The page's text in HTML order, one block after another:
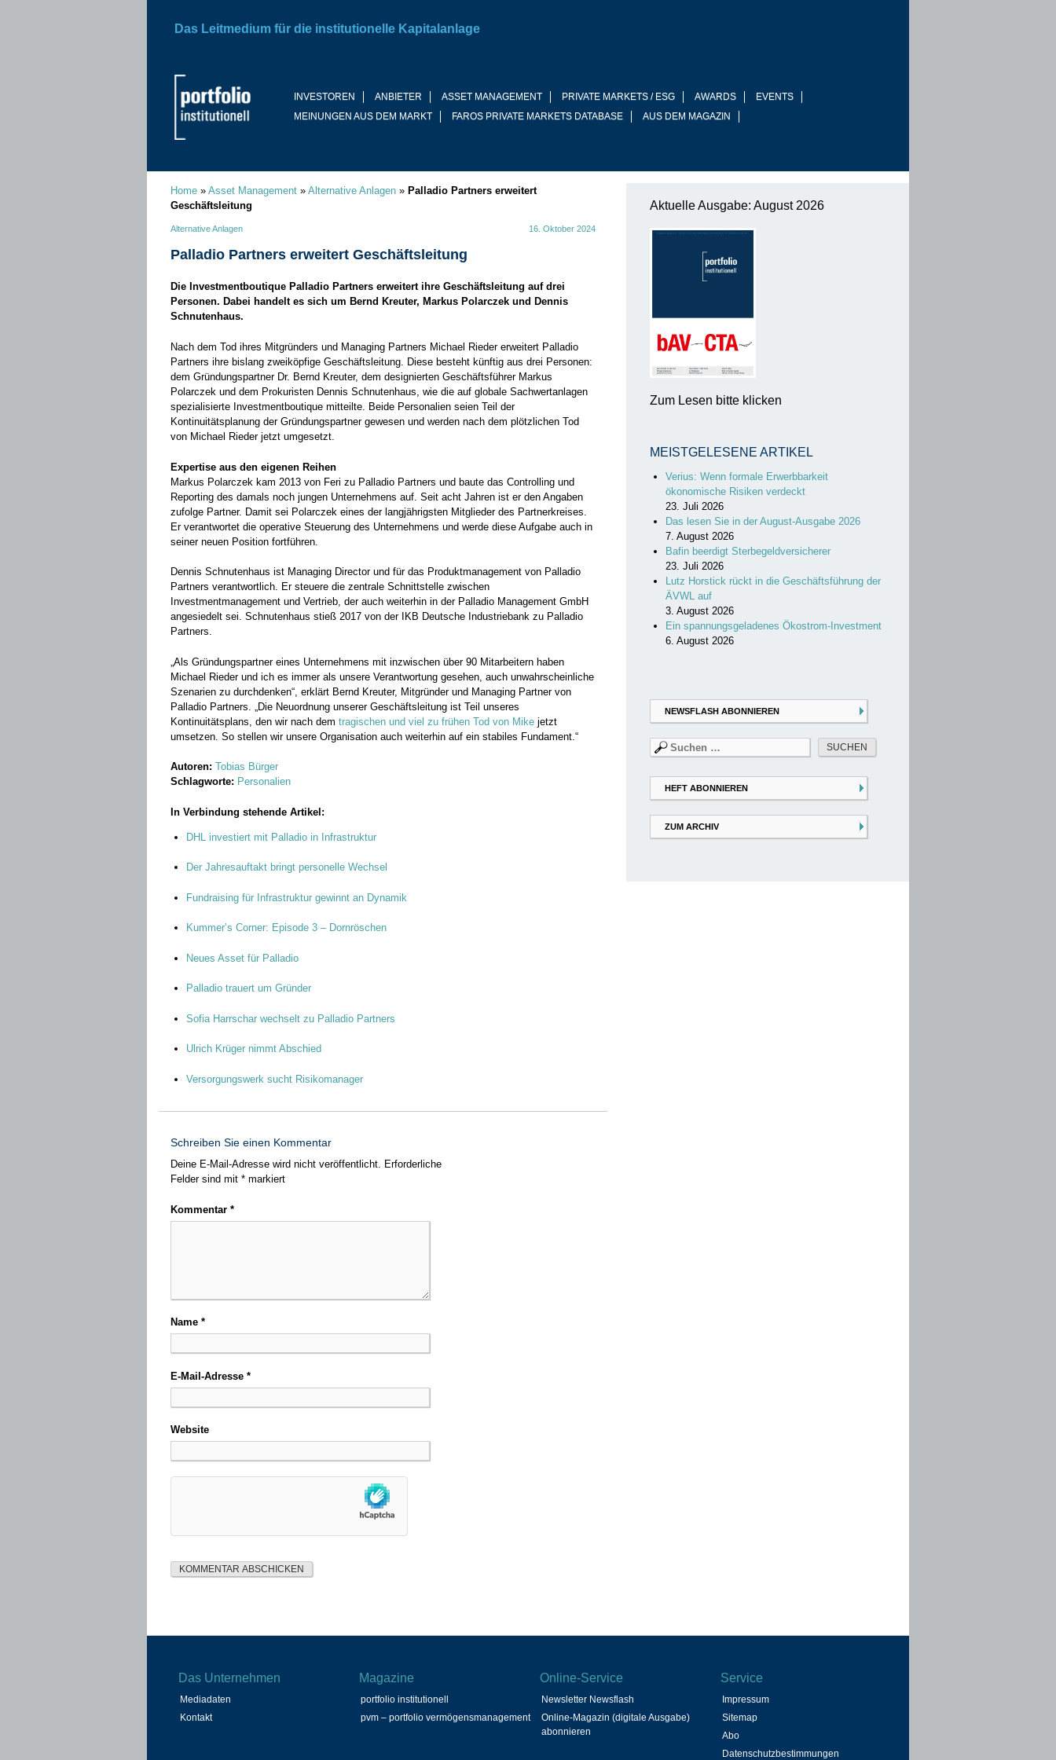
INVESTOREN ANBIETER ASSET MANAGEMENT PRIVATE MARKETS / ESG AWARDS
EVENTS
MEINUNGEN AUS DEM MARKT
FAROS PRIVATE MARKETS DATABASE AUS DEM MAGAZIN
Das Leitmedium für die institutionelle Kapitalanlage
Home » Asset Management » Alternative Anlagen » Palladio Partners erweitert
Geschäftsleitung
Alternative Anlagen 16. Oktober 2024
Palladio Partners erweitert Geschäftsleitung
Die Investmentboutique Palladio Partners erweitert ihre Geschäftsleitung auf drei
Personen. Dabei handelt es sich um Bernd Kreuter, Markus Polarczek und Dennis
Schnutenhaus.
Nach dem Tod ihres Mitgründers und Managing Partners Michael Rieder erweitert Palladio
Partners ihre bislang zweiköpfige Geschäftsleitung. Diese besteht künftig aus drei Personen:
dem Gründungspartner Dr. Bernd Kreuter, dem designierten Geschäftsführer Markus
Polarczek und dem Prokuristen Dennis Schnutenhaus, wie die auf globale Sachwertanlagen
spezialisierte Investmentboutique mitteilte. Beide Personalien seien Teil der
Kontinuitätsplanung der Gründungspartner gewesen und werden nach dem plötzlichen Tod
von Michael Rieder jetzt umgesetzt.
Expertise aus den eigenen Reihen
Markus Polarczek kam 2013 von Feri zu Palladio Partners und baute das Controlling und
Reporting des damals noch jungen Unternehmens auf. Seit acht Jahren ist er den Angaben
zufolge Partner. Damit sei Polarczek eines der langjährigsten Mitglieder des Partnerkreises.
Er verantwortet die operative Steuerung des Unternehmens und werde diese Aufgabe auch in
seiner neuen Position fortführen.
Dennis Schnutenhaus ist Managing Director und für das Produktmanagement von Palladio
Partners verantwortlich. Er steuere die zentrale Schnittstelle zwischen
Investmentmanagement und Vertrieb, der auch weiterhin in der Palladio Management GmbH
angesiedelt sei. Schnutenhaus stieß 2017 von der IKB Deutsche Industriebank zu Palladio
Partners.
„Als Gründungspartner eines Unternehmens mit inzwischen über 90 Mitarbeitern haben
Michael Rieder und ich es immer als unsere Verantwortung gesehen, auch unwahrscheinliche
Szenarien zu durchdenken“, erklärt Bernd Kreuter, Mitgründer und Managing Partner von
Palladio Partners. „Die Neuordnung unserer Geschäftsleitung ist Teil unseres
Kontinuitätsplans, den wir nach dem tragischen und viel zu frühen Tod von Mike jetzt
umsetzen. So stellen wir unsere Organisation auch weiterhin auf ein stabiles Fundament.“
Autoren: Tobias Bürger
Schlagworte: Personalien
In Verbindung stehende Artikel:
DHL investiert mit Palladio in Infrastruktur
Der Jahresauftakt bringt personelle Wechsel
Fundraising für Infrastruktur gewinnt an Dynamik
Kummer’s Corner: Episode 3 – Dornröschen
Neues Asset für Palladio
Palladio trauert um Gründer
Sofia Harrschar wechselt zu Palladio Partners
Ulrich Krüger nimmt Abschied
Versorgungswerk sucht Risikomanager
Schreiben Sie einen Kommentar
Deine E-Mail-Adresse wird nicht veröffentlicht. Erforderliche
Felder sind mit * markiert
Kommentar *
Name *
E-Mail-Adresse *
Website
Aktuelle Ausgabe: August 2026
Zum Lesen bitte klicken
MEISTGELESENE ARTIKEL
Verius: Wenn formale Erwerbbarkeit
ökonomische Risiken verdeckt
23. Juli 2026
Das lesen Sie in der August-Ausgabe 2026
7. August 2026
Bafin beerdigt Sterbegeldversicherer
23. Juli 2026
Lutz Horstick rückt in die Geschäftsführung der
ÄVWL auf
3. August 2026
Ein spannungsgeladenes Ökostrom-Investment
6. August 2026
NEWSFLASH ABONNIEREN
Suchen
nach:
HEFT ABONNIEREN
ZUM ARCHIV
Das Unternehmen
Mediadaten
Kontakt
Magazine
portfolio institutionell
pvm – portfolio vermögensmanagement
Online-Service
Newsletter Newsflash
Online-Magazin (digitale Ausgabe)
abonnieren
Service
Impressum
Sitemap
Abo
Datenschutzbestimmungen